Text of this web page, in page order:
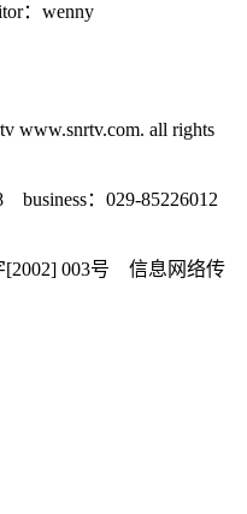
：wenny
www.snrtv.com. all rights
business：029-85226012
[2002] 003号 信息网络传